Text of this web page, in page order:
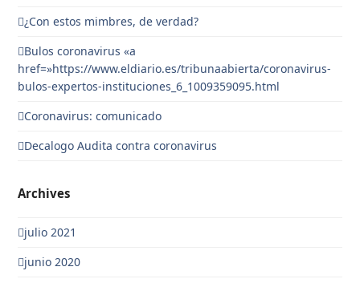
¿Con estos mimbres, de verdad?
Bulos coronavirus «a
href=»https://www.eldiario.es/tribunaabierta/coronavirus-
bulos-expertos-instituciones_6_1009359095.html
Coronavirus: comunicado
Decalogo Audita contra coronavirus
Archives
julio 2021
junio 2020